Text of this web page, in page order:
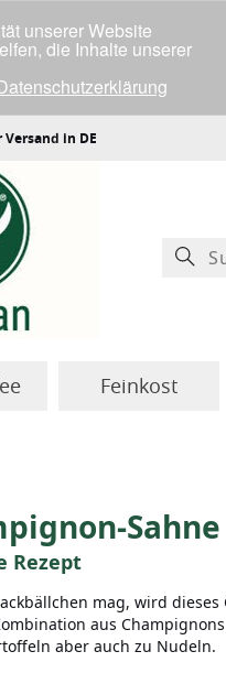
in DE
Feinkost
Sahne
Rezept
mag, wird dieses
aus
aber auch zu Nudeln.
unserer Website
die Inhalte unserer